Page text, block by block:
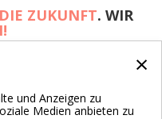
×
und Anzeigen zu
Medien anbieten zu
DIE ZUKUNFT. WIR
Lebenslauf, indem du auf